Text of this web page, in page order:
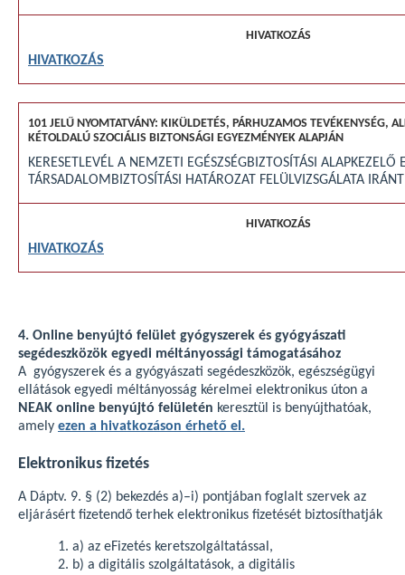
HIVATKOZÁS
KERESETLEVÉL A NEMZETI EGÉSZSÉGBIZTOSÍTÁSI
TÁRSADALOMBIZTOSÍTÁSI HATÁROZAT FELÜLVIZSGÁLATA
HIVATKOZÁS
4. Online benyújtó felület gyógyszerek és gyógyászati
segédeszközök egyedi méltányossági támogatásához
A gyógyszerek és a gyógyászati segédeszközök, egészségügyi
ellátások egyedi méltányosság kérelmei elektronikus úton a
NEAK online benyújtó felületén keresztül is benyújthatóak,
amely ezen a hivatkozáson érhető el.
Elektronikus fizetés
A Dáptv. 9. § (2) bekezdés a)–i) pontjában foglalt szervek az
eljárásért fizetendő terhek elektronikus fizetését biztosíthatják
a) az eFizetés keretszolgáltatással,
b) a digitális szolgáltatások, a digitális